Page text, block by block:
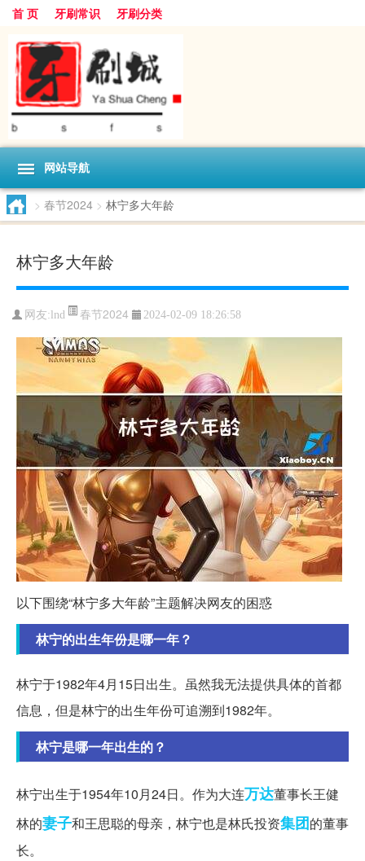
首 页 牙刷常识 牙刷分类
网站导航
> 春节2024 > 林宁多大年龄
林宁多大年龄
网友: lnd 春节2024 2024-02-09 18:26:58
以下围绕“林宁多大年龄”主题解决网友的困惑
林宁的出生年份是哪一年？
林宁于1982年4月15日出生。虽然我无法提供具体的首都
信息，但是林宁的出生年份可追溯到1982年。
林宁是哪一年出生的？
林宁出生于1954年10月24日。作为大连万达董事长王健
林的妻子和王思聪的母亲，林宁也是林氏投资集团的董事
长。